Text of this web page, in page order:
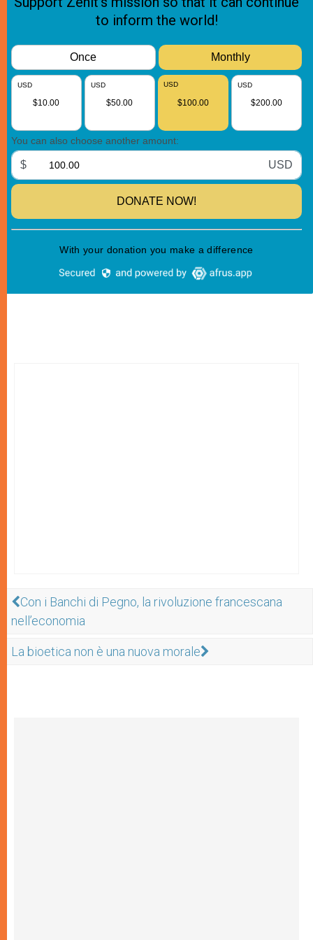
Con i Banchi di Pegno, la rivoluzione francescana
nell’economia
La bioetica non è una nuova morale